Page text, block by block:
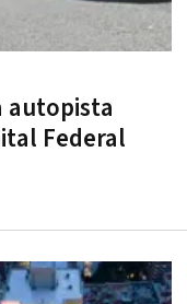
autopista
Federal